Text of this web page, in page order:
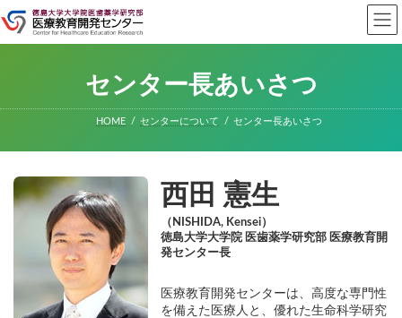
ン
プ
ビ
動
センター長あいさつ
HOME センターについて センター長あいさつ
西田 憲生
（NISHIDA, Kensei）
徳島大学大学院 医歯薬学研究部 医療教育開
発センター長
医療教育開発センターは、高度な専門性
を備えた医療人と、優れた生命科学研究